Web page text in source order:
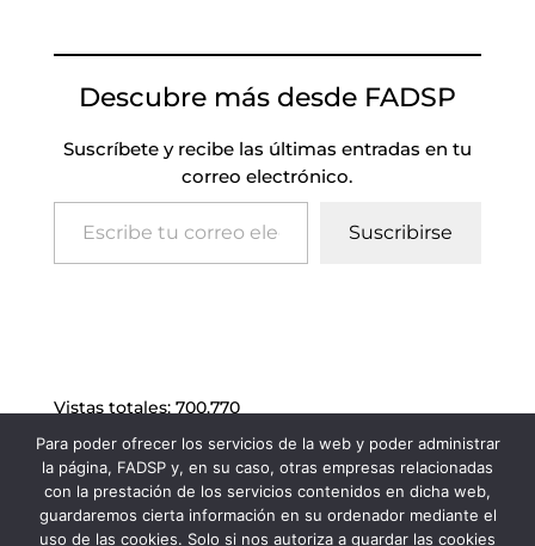
Descubre más desde FADSP
Suscríbete y recibe las últimas entradas en tu
correo electrónico.
Escribe tu correo electrónico…
Suscribirse
Vistas totales: 700.770
Para poder ofrecer los servicios de la web y poder administrar
la página, FADSP y, en su caso, otras empresas relacionadas
con la prestación de los servicios contenidos en dicha web,
guardaremos cierta información en su ordenador mediante el
uso de las cookies. Solo si nos autoriza a guardar las cookies